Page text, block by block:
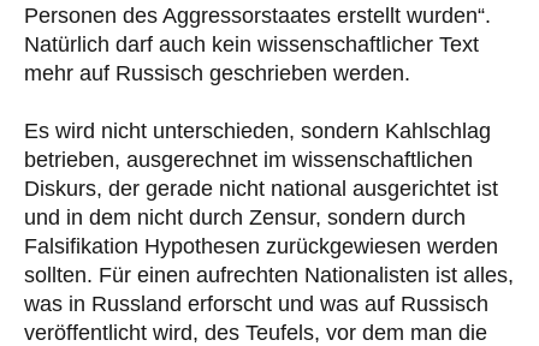
Personen des Aggressorstaates erstellt wurden“.
Natürlich darf auch kein wissenschaftlicher Text
mehr auf Russisch geschrieben werden.
Es wird nicht unterschieden, sondern Kahlschlag
betrieben, ausgerechnet im wissenschaftlichen
Diskurs, der gerade nicht national ausgerichtet ist
und in dem nicht durch Zensur, sondern durch
Falsifikation Hypothesen zurückgewiesen werden
sollten. Für einen aufrechten Nationalisten ist alles,
was in Russland erforscht und was auf Russisch
veröffentlicht wird, des Teufels, vor dem man die